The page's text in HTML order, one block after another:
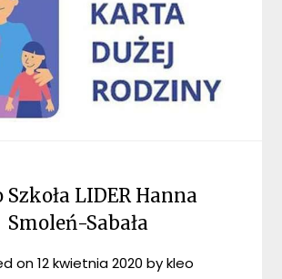
Szkoła LIDER Hanna
Smoleń-Sabała
on12 kwietnia 2020 bykleo